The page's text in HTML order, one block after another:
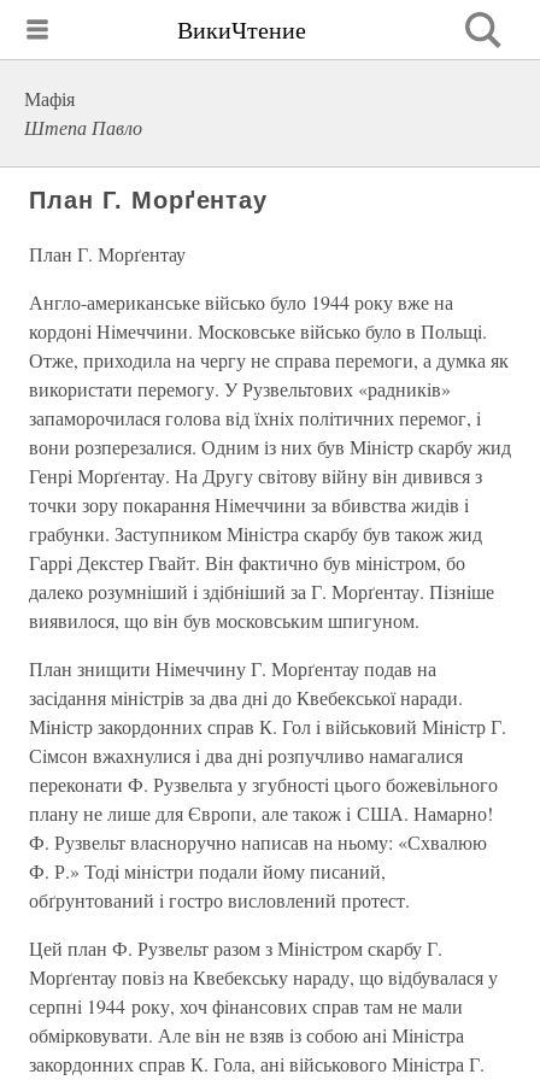
ВикиЧтение
Мафія
Штепа Павло
План Г. Морґентау
План Г. Морґентау
Англо-американське вiйсько було 1944 року вже на
кордонi Нiмеччини. Московське вiйсько було в Польщi.
Отже, приходила на чергу не справа перемоги, а думка як
використати перемогу. У Рузвельтових «радникiв»
запаморочилася голова вiд їхнiх полiтичних перемог, i
вони розперезалися. Одним із них був Мiнiстр скарбу жид
Генрi Морґентау. На Другу свiтову вiйну вiн дивився з
точки зору покарання Нiмеччини за вбивства жидiв i
грабунки. Заступником Мiнiстра скарбу був також жид
Гаррi Декстер Гвайт. Вiн фактично був мiнiстром, бо
далеко розумнiший i здiбнiший за Г. Морґентау. Пiзнiше
виявилося, що вiн був московським шпигуном.
План знищити Нiмеччину Г. Морґентау подав на
засiдання мiнiстрiв за два днi до Квебекської наради.
Мiністр закордонних справ К. Гол i вiйськовий Мiнiстр Г.
Сiмсон вжахнулися i два днi розпучливо намагалися
переконати Ф. Рузвельта у згубностi цього божевiльного
плану не лише для Європи, але також i США. Намарно!
Ф. Рузвельт власноручно написав на ньому: «Схвалюю
Ф. Р.» Тодi мiнiстри подали йому писаний,
обґрунтований i гостро висловлений протест.
Цей план Ф. Рузвельт разом з Мiнiстром скарбу Г.
Морґентау повiз на Квебекську нараду, що вiдбувалася у
серпнi 1944 року, хоч фiнансових справ там не мали
обмiрковувати. Але вiн не взяв iз собою анi Мiнiстра
закордонних справ К. Гола, анi військового Мiнiстра Г.